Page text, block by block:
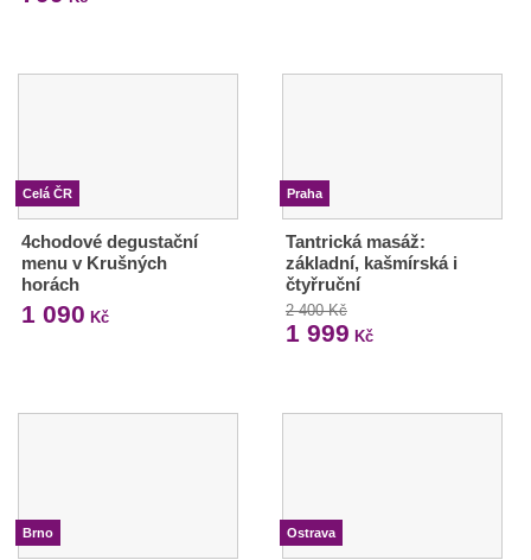
Celá ČR
4chodové degustační
menu v Krušných
horách
1 090 Kč
Praha
Tantrická masáž:
základní, kašmírská i
čtyřruční
2 400 Kč
1 999 Kč
Brno Ostrava